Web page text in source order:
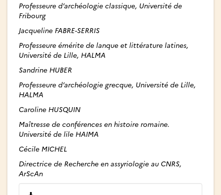
Professeure d’archéologie classique, Université de
Fribourg
Jacqueline FABRE-SERRIS
Professeure émérite de lanque et littérature latines,
Université de Lille, HALMA
Sandrine HUBER
Professeure d’archéologie grecque, Université de Lille,
HALMA
Caroline HUSQUIN
Maîtresse de conférences en histoire romaine.
Université de lile HAIMA
Cécile MICHEL
Directrice de Recherche en assyriologie au CNRS,
ArScAn